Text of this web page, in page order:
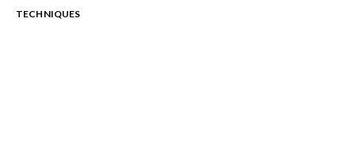
TECHNIQUES